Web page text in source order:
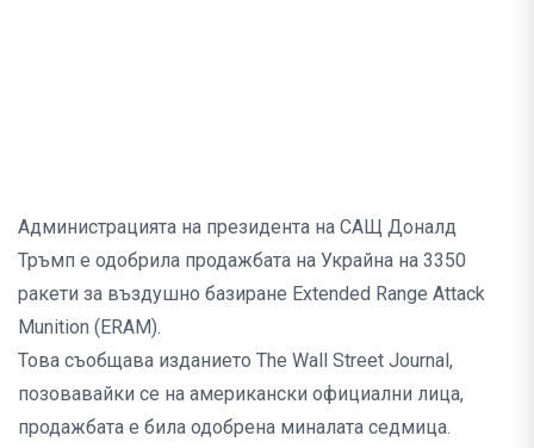
Администрацията на президента на САЩ Доналд
Тръмп е одобрила продажбата на Украйна на 3350
ракети за въздушно базиране Extended Range Attack
Munition (ERAM).
Това съобщава изданието The Wall Street Journal,
позовавайки се на американски официални лица,
продажбата е била одобрена миналата седмица.